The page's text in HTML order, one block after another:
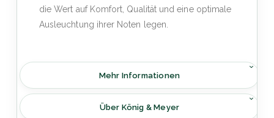
die Wert auf Komfort, Qualität und eine optimale
Ausleuchtung ihrer Noten legen.
Mehr Informationen
Über König & Meyer